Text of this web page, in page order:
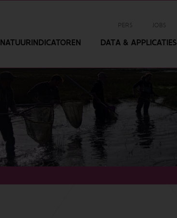
PERS JOBS
NATUURINDICATOREN DATA & APPLICATIES